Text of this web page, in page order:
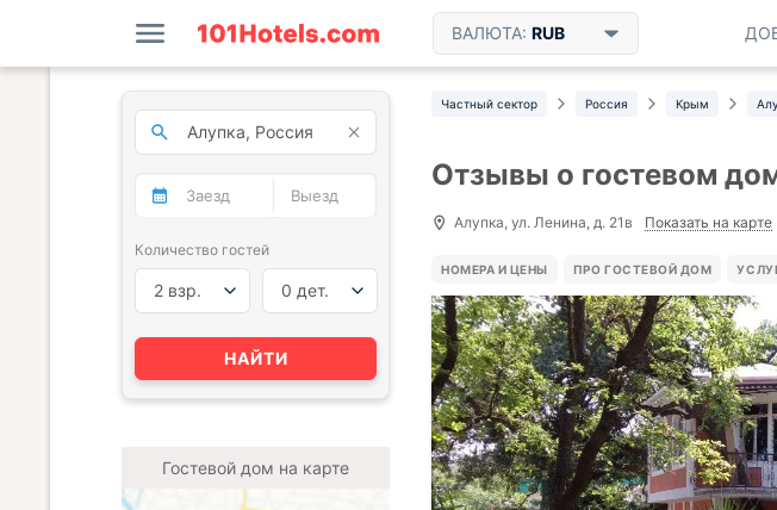
ВАЛЮТА: RUB
Частный сектор Россия Крым
Отзывы о гостевом
Алупка, ул. Ленина, д. 21в Показать на карте
НОМЕРА И ЦЕНЫ ПРО ГОСТЕВОЙ ДОМ
Количество гостей
2 взр. 0 дет.
НАЙТИ
Гостевой дом на карте